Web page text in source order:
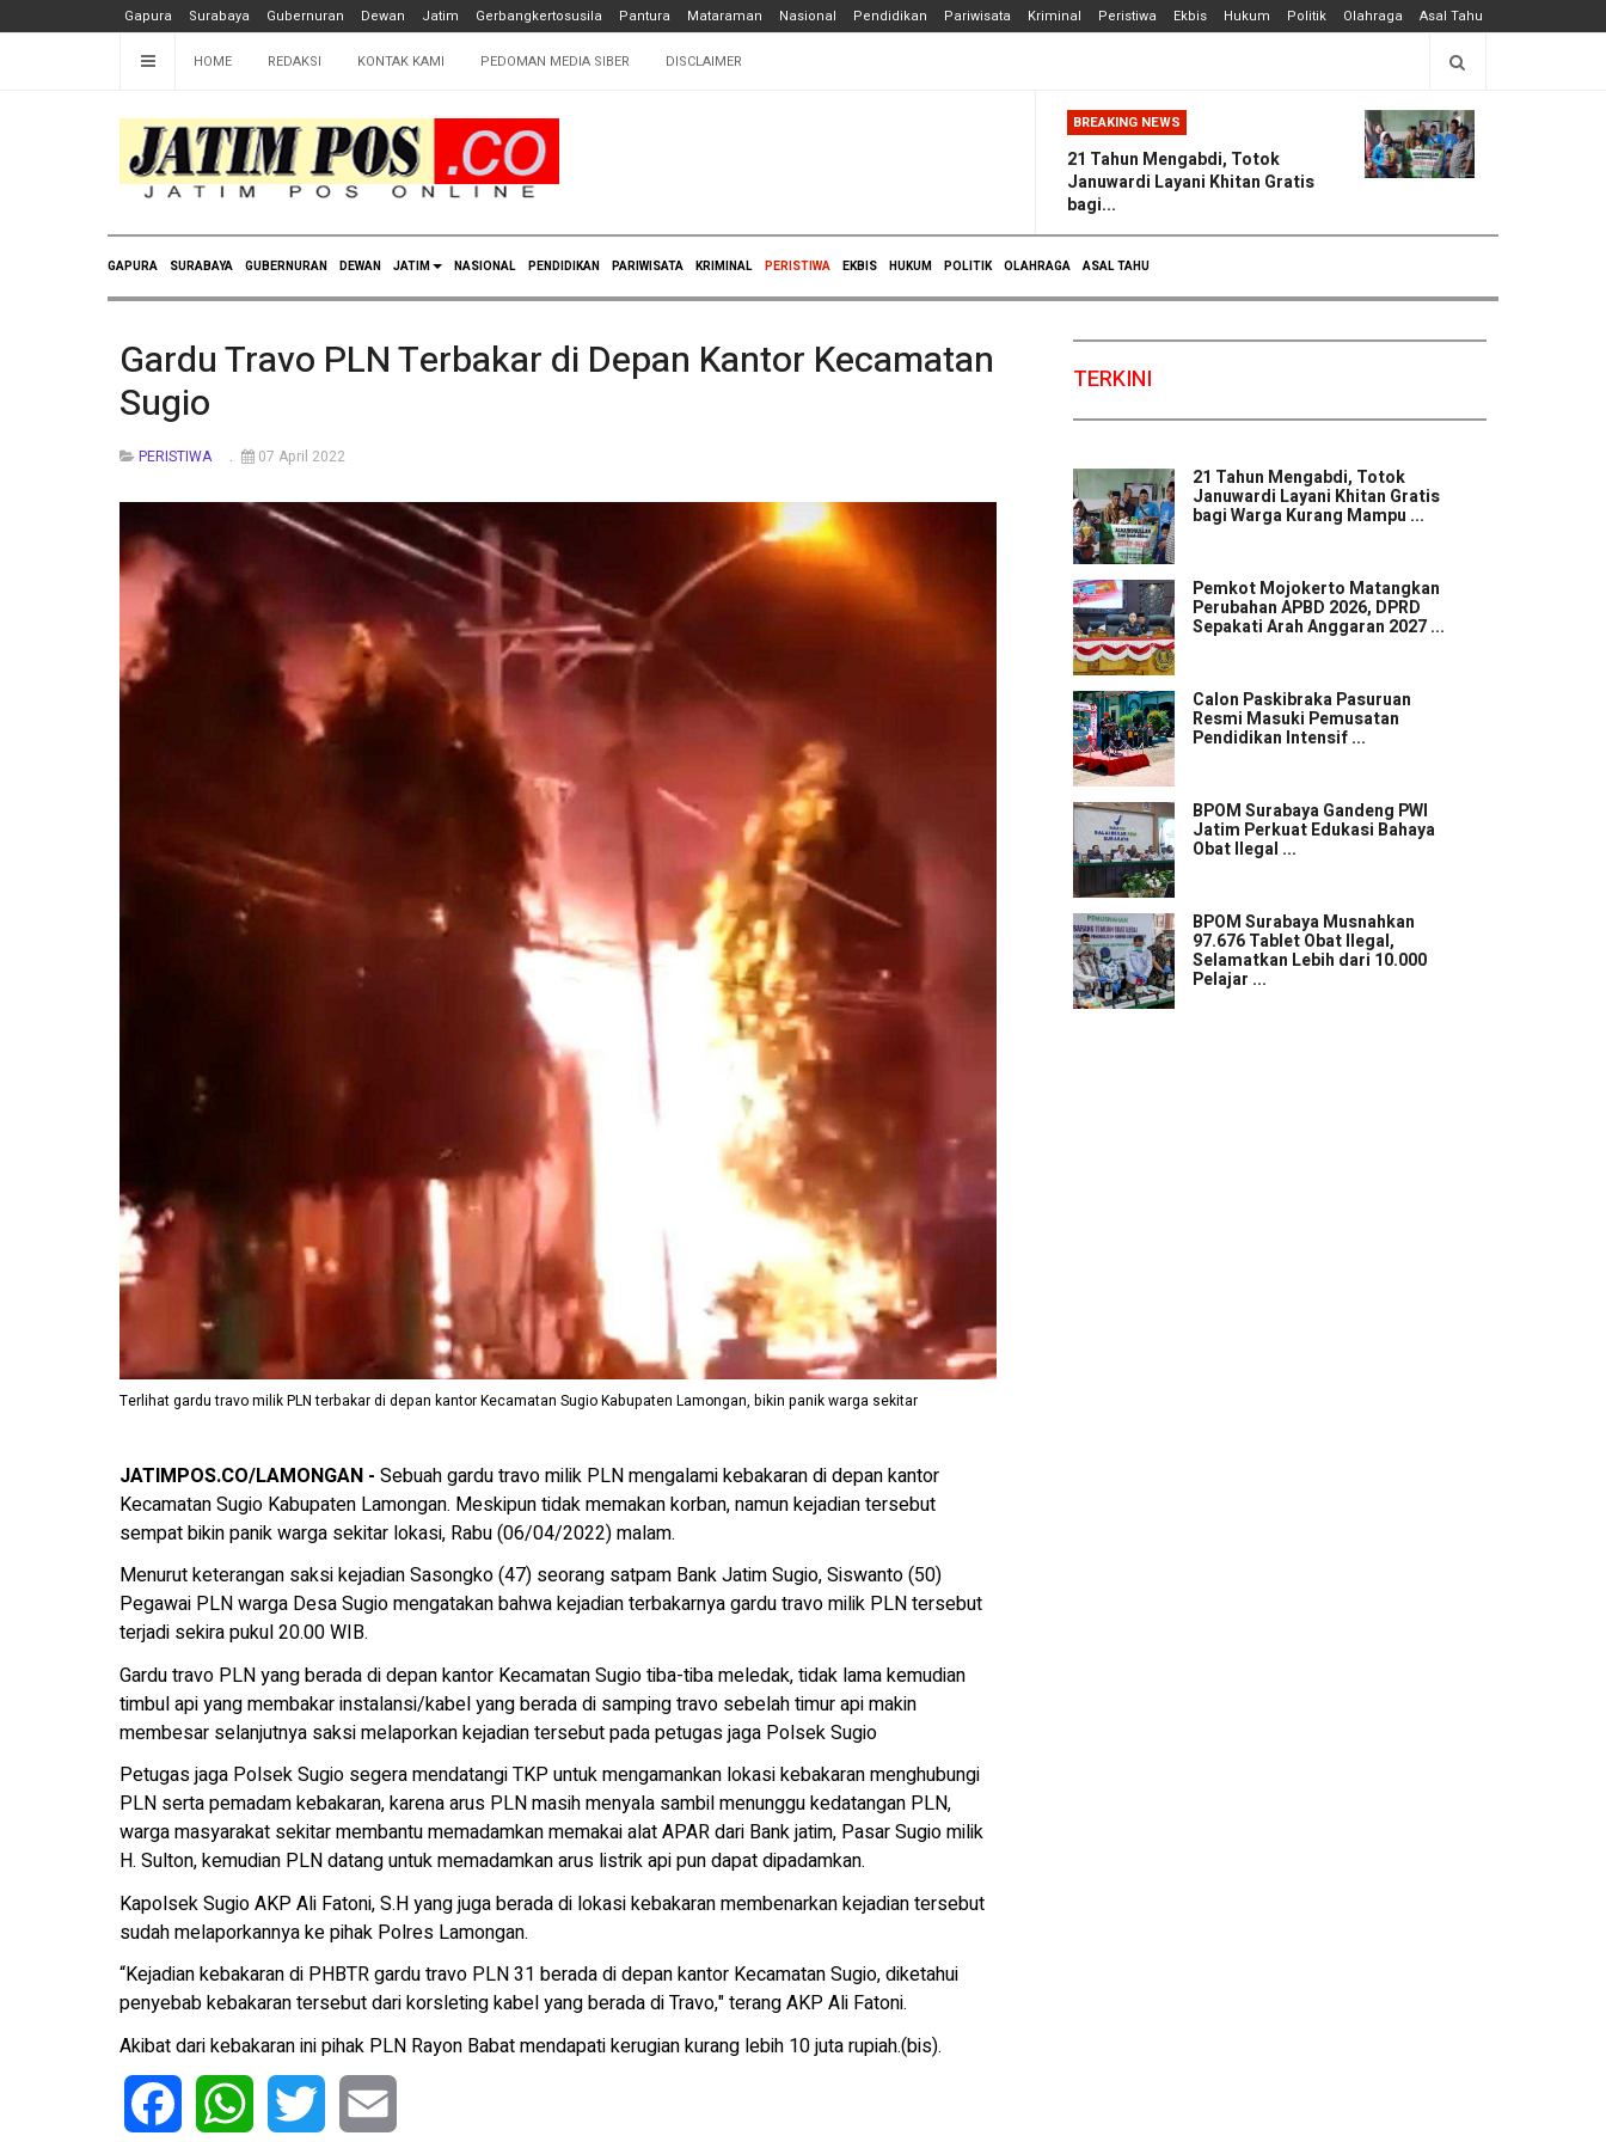
Gapura Surabaya Gubernuran Dewan Jatim Gerbangkertosusila Pantura Mataraman Nasional Pendidikan Pariwisata Kriminal Peristiwa Ekbis Hukum Politik Olahraga Asal Tahu
HOME REDAKSI KONTAK KAMI PEDOMAN MEDIA SIBER DISCLAIMER
BREAKING NEWS
21 Tahun Mengabdi, Totok
Januwardi Layani Khitan Gratis
bagi...
GAPURA SURABAYA GUBERNURAN DEWAN JATIM NASIONAL PENDIDIKAN PARIWISATA KRIMINAL PERISTIWA EKBIS HUKUM POLITIK OLAHRAGA ASAL TAHU
Gardu Travo PLN Terbakar di Depan Kantor Kecamatan
Sugio
PERISTIWA 07 April 2022
Terlihat gardu travo milik PLN terbakar di depan kantor Kecamatan Sugio Kabupaten Lamongan, bikin panik warga sekitar
JATIMPOS.CO/LAMONGAN - Sebuah gardu travo milik PLN mengalami kebakaran di depan kantor
Kecamatan Sugio Kabupaten Lamongan. Meskipun tidak memakan korban, namun kejadian tersebut
sempat bikin panik warga sekitar lokasi, Rabu (06/04/2022) malam.
Menurut keterangan saksi kejadian Sasongko (47) seorang satpam Bank Jatim Sugio, Siswanto (50)
Pegawai PLN warga Desa Sugio mengatakan bahwa kejadian terbakarnya gardu travo milik PLN tersebut
terjadi sekira pukul 20.00 WIB.
Gardu travo PLN yang berada di depan kantor Kecamatan Sugio tiba-tiba meledak, tidak lama kemudian
timbul api yang membakar instalansi/kabel yang berada di samping travo sebelah timur api makin
membesar selanjutnya saksi melaporkan kejadian tersebut pada petugas jaga Polsek Sugio
Petugas jaga Polsek Sugio segera mendatangi TKP untuk mengamankan lokasi kebakaran menghubungi
PLN serta pemadam kebakaran, karena arus PLN masih menyala sambil menunggu kedatangan PLN,
warga masyarakat sekitar membantu memadamkan memakai alat APAR dari Bank jatim, Pasar Sugio milik
H. Sulton, kemudian PLN datang untuk memadamkan arus listrik api pun dapat dipadamkan.
Kapolsek Sugio AKP Ali Fatoni, S.H yang juga berada di lokasi kebakaran membenarkan kejadian tersebut
sudah melaporkannya ke pihak Polres Lamongan.
“Kejadian kebakaran di PHBTR gardu travo PLN 31 berada di depan kantor Kecamatan Sugio, diketahui
penyebab kebakaran tersebut dari korsleting kabel yang berada di Travo," terang AKP Ali Fatoni.
Akibat dari kebakaran ini pihak PLN Rayon Babat mendapati kerugian kurang lebih 10 juta rupiah.(bis).
TERKINI
21 Tahun Mengabdi, Totok
Januwardi Layani Khitan Gratis
bagi Warga Kurang Mampu ...
Pemkot Mojokerto Matangkan
Perubahan APBD 2026, DPRD
Sepakati Arah Anggaran 2027 ...
Calon Paskibraka Pasuruan
Resmi Masuki Pemusatan
Pendidikan Intensif ...
BPOM Surabaya Gandeng PWI
Jatim Perkuat Edukasi Bahaya
Obat Ilegal ...
BPOM Surabaya Musnahkan
97.676 Tablet Obat Ilegal,
Selamatkan Lebih dari 10.000
Pelajar ...